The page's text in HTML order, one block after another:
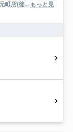
町店(徒... もっと見